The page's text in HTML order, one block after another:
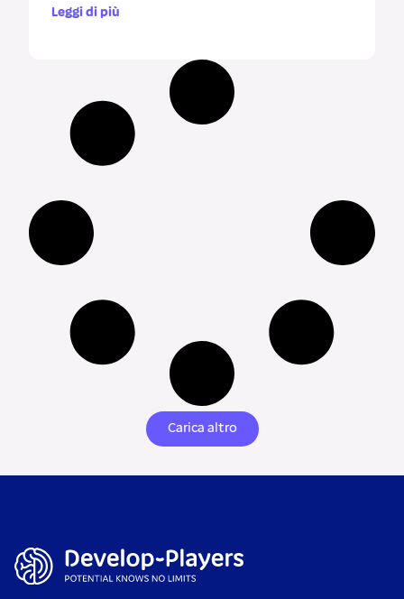
Leggi di più
Carica altro